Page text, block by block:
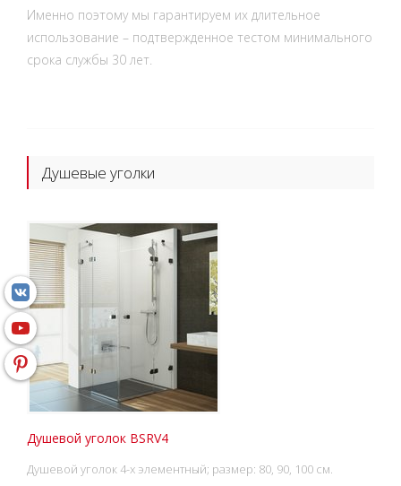
Именно поэтому мы гарантируем их длительное
использование – подтвержденное тестом минимального
срока службы 30 лет.
Душевые уголки
Душевой уголок BSRV4
Душевой уголок 4-х элементный; размер: 80, 90, 100 см.